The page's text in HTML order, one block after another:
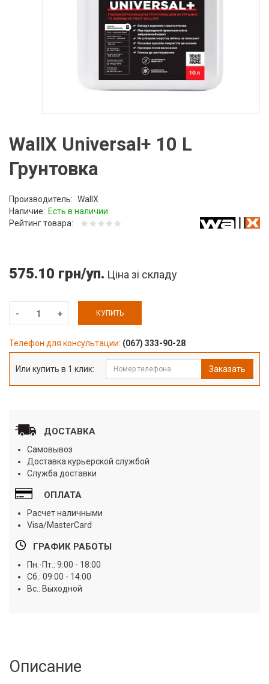
WallX Universal+ 10 L
Грунтовка
Производитель: WallX
Наличие: Есть в наличии
Рейтинг товара:
575.10 грн/уп. Ціна зі складу
КУПИТЬ
Телефон для консультации: (067) 333-90-28
Или купить в 1 клик: Заказать
ДОСТАВКА
Самовывоз
Доставка курьерской службой
Служба доставки
ОПЛАТА
Расчет наличными
Visa/MasterCard
ГРАФИК РАБОТЫ
Пн.-Пт.: 9:00 - 18:00
Сб.: 09:00 - 14:00
Вс.: Выходной
Описание